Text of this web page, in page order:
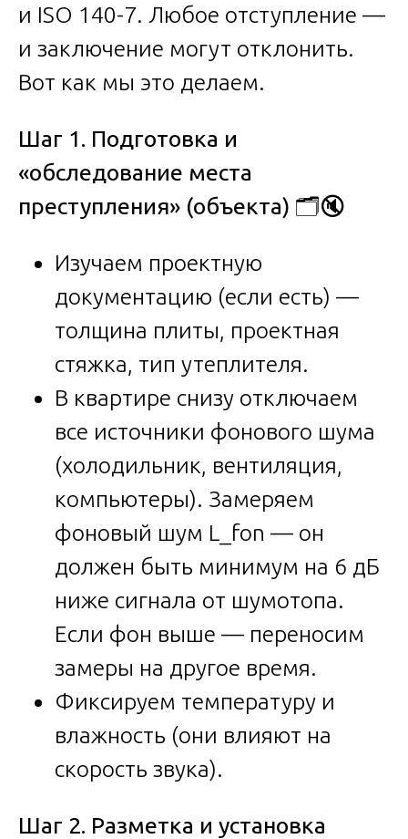
и ISO 140-7. Любое отступление —
и заключение могут отклонить.
Вот как мы это делаем.
Шаг 1. Подготовка и
«обследование места
преступления» (объекта) 🗂️🔇
Изучаем проектную
документацию (если есть) —
толщина плиты, проектная
стяжка, тип утеплителя.
В квартире снизу отключаем
все источники фонового шума
(холодильник, вентиляция,
компьютеры). Замеряем
фоновый шум L_fon — он
должен быть минимум на 6 дБ
ниже сигнала от шумотопа.
Если фон выше — переносим
замеры на другое время.
Фиксируем температуру и
влажность (они влияют на
скорость звука).
Шаг 2. Разметка и установка